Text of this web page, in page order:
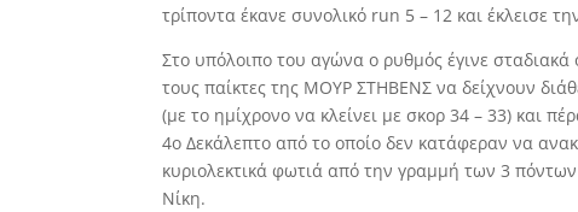
τρίποντα έκανε συνολικό run 5 – 12 και έκλεισε
Στο υπόλοιπο του αγώνα ο ρυθμός έγινε
τους παίκτες της ΜΟΥΡ ΣΤΗΒΕΝΣ να δείχνουν
(με το ημίχρονο να κλείνει με σκορ 34 – 33) και
4ο Δεκάλεπτο από το οποίο δεν κατάφεραν να
κυριολεκτικά φωτιά από την γραμμή των 3
Νίκη.